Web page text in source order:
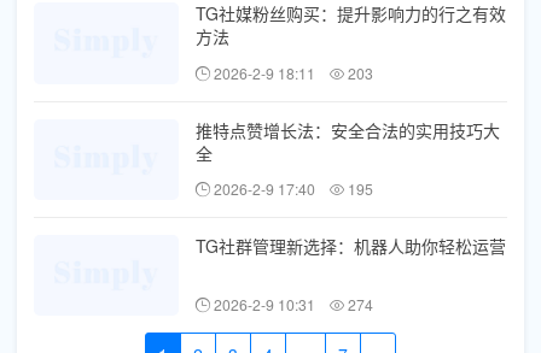
TG社媒粉丝购买：提升影响力的行之有效
方法
2026-2-9 18:11 203
推特点赞增长法：安全合法的实用技巧大
全
2026-2-9 17:40 195
TG社群管理新选择：机器人助你轻松运营
2026-2-9 10:31 274